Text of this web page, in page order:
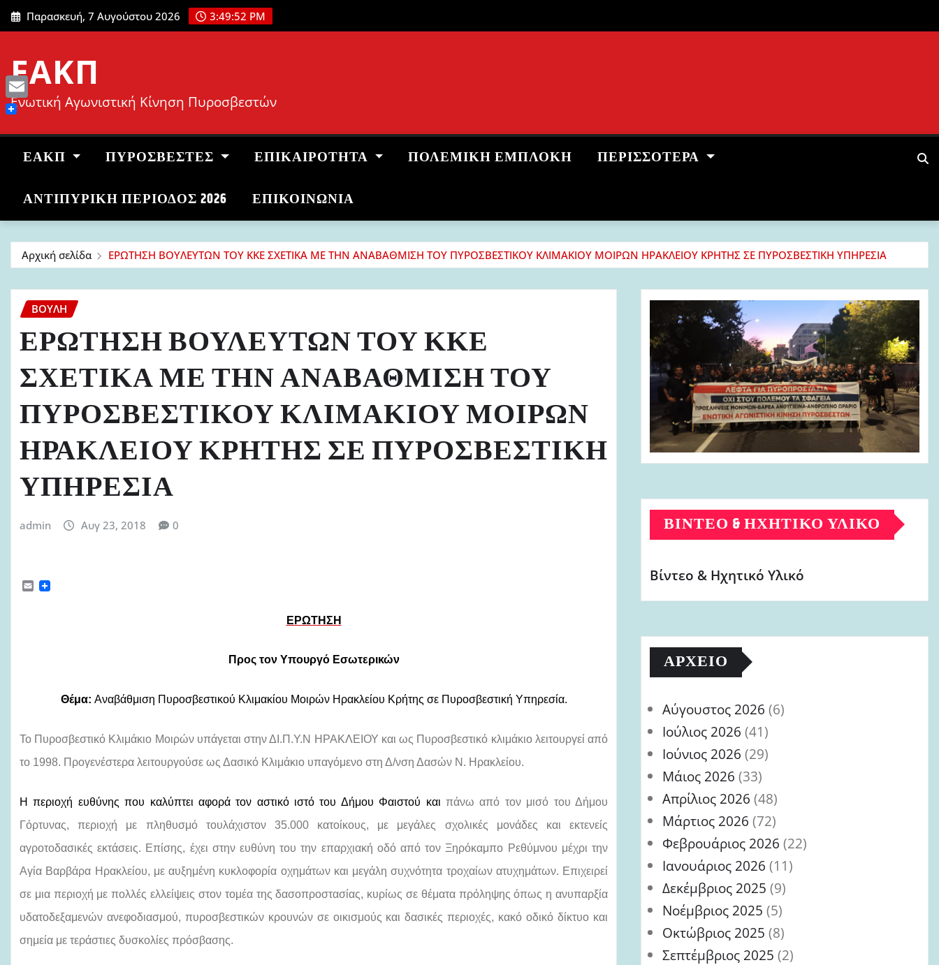
Μετάβαση
στο
Παρασκευή, 7 Αυγούστου 2026 3:49:53 PM
ΕΑΚΠ
Ενωτική Αγωνιστική Κίνηση Πυροσβεστών
ΕΑΚΠ ΠΥΡΟΣΒΈΣΤΕΣ ΕΠΙΚΑΙΡΌΤΗΤΑ ΠΟΛΕΜΙΚΉ ΕΜΠΛΟΚΉ ΠΕΡΙΣΣΌΤΕΡΑ
ΑΝΤΙΠΥΡΙΚΉ ΠΕΡΊΟΔΟΣ 2026 ΕΠΙΚΟΙΝΩΝΙΑ
Αρχική σελίδα ΕΡΩΤΗΣΗ ΒΟΥΛΕΥΤΩΝ ΤΟΥ ΚΚΕ ΣΧΕΤΙΚΑ ΜΕ ΤΗΝ ΑΝΑΒΑΘΜΙΣΗ ΤΟΥ ΠΥΡΟΣΒΕΣΤΙΚΟΥ ΚΛΙΜΑΚΙΟΥ ΜΟΙΡΩΝ ΗΡΑΚΛΕΙΟΥ ΚΡΗΤΗΣ ΣΕ ΠΥΡΟΣΒΕΣΤΙΚΗ ΥΠΗΡΕΣΙΑ
ΒΟΥΛΉ
ΕΡΩΤΗΣΗ ΒΟΥΛΕΥΤΩΝ ΤΟΥ ΚΚΕ
ΣΧΕΤΙΚΑ ΜΕ ΤΗΝ ΑΝΑΒΑΘΜΙΣΗ ΤΟΥ
ΠΥΡΟΣΒΕΣΤΙΚΟΥ ΚΛΙΜΑΚΙΟΥ ΜΟΙΡΩΝ
ΗΡΑΚΛΕΙΟΥ ΚΡΗΤΗΣ ΣΕ ΠΥΡΟΣΒΕΣΤΙΚΗ
ΥΠΗΡΕΣΙΑ
admin Αυγ 23, 2018 0
E
ΕΡΩΤΗΣΗ
Προς τον Υπουργό Εσωτερικών
Θέμα: Αναβάθμιση Πυροσβεστικού Κλιμακίου Μοιρών Ηρακλείου Κρήτης σε Πυροσβεστική Υπηρεσία.
Το Πυροσβεστικό Κλιμάκιο Μοιρών υπάγεται στην ΔΙ.Π.Υ.Ν ΗΡΑΚΛΕΙΟΥ και ως Πυροσβεστικό κλιμάκιο λειτουργεί από
το 1998. Προγενέστερα λειτουργούσε ως Δασικό Κλιμάκιο υπαγόμενο στη Δ/νση Δασών Ν. Ηρακλείου.
Η περιοχή ευθύνης που καλύπτει αφορά τον αστικό ιστό του Δήμου Φαιστού καιπάνω από τον μισό του Δήμου
Γόρτυνας, περιοχή με πληθυσμό τουλάχιστον 35.000 κατοίκους, με μεγάλες σχολικές μονάδες και εκτενείς
αγροτοδασικές εκτάσεις. Επίσης, έχει στην ευθύνη του την επαρχιακή οδό από τον Ξηρόκαμπο Ρεθύμνου μέχρι την
Αγία Βαρβάρα Ηρακλείου, με αυξημένη κυκλοφορία οχημάτων και μεγάλη συχνότητα τροχαίων ατυχημάτων. Επιχειρεί
σε μια περιοχή με πολλές ελλείψεις στον τομέα της δασοπροστασίας, κυρίως σε θέματα πρόληψης όπως η ανυπαρξία
υδατοδεξαμενών ανεφοδιασμού, πυροσβεστικών κρουνών σε οικισμούς και δασικές περιοχές, κακό οδικό δίκτυο και
σημεία με τεράστιες δυσκολίες πρόσβασης.
ΒΊΝΤΕΟ & ΗΧΗΤΙΚΌ ΥΛΙΚΌ
Βίντεο & Ηχητικό Υλικό
ΑΡΧΕΊΟ
Αύγουστος 2026 (6)
Ιούλιος 2026 (41)
Ιούνιος 2026 (29)
Μάιος 2026 (33)
Απρίλιος 2026 (48)
Μάρτιος 2026 (72)
Φεβρουάριος 2026 (22)
Ιανουάριος 2026 (11)
Δεκέμβριος 2025 (9)
Νοέμβριος 2025 (5)
Οκτώβριος 2025 (8)
Σεπτέμβριος 2025 (2)
Email